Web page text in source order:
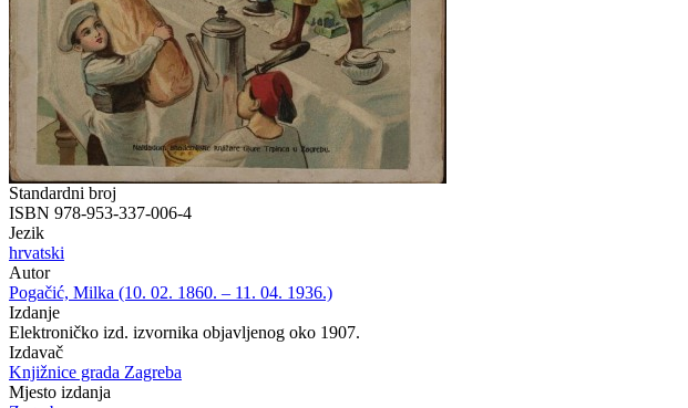
Standardni broj
ISBN 978-953-337-006-4
Jezik
hrvatski
Autor
Pogačić, Milka (10. 02. 1860. – 11. 04. 1936.)
Izdanje
Elektroničko izd. izvornika objavljenog oko 1907.
Izdavač
Knjižnice grada Zagreba
Mjesto izdanja